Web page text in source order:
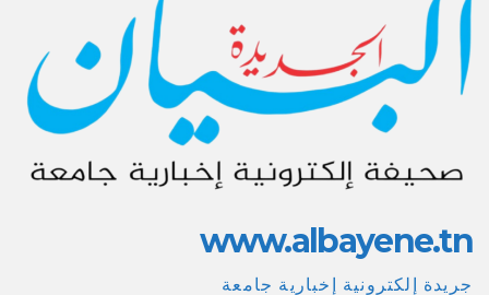
www.albayene.tn
جريدة إلكترونية إخبارية جامعة